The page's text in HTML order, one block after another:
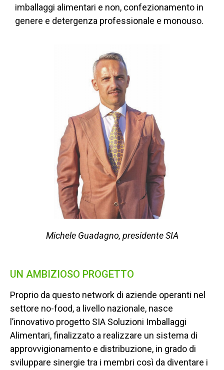
imballaggi alimentari e non, confezionamento in
genere e detergenza professionale e monouso.
Michele Guadagno, presidente SIA
UN AMBIZIOSO PROGETTO
Proprio da questo network di aziende operanti nel
settore no-food, a livello nazionale, nasce
l’innovativo progetto SIA Soluzioni Imballaggi
Alimentari, finalizzato a realizzare un sistema di
approvvigionamento e distribuzione, in grado di
sviluppare sinergie tra i membri così da diventare i